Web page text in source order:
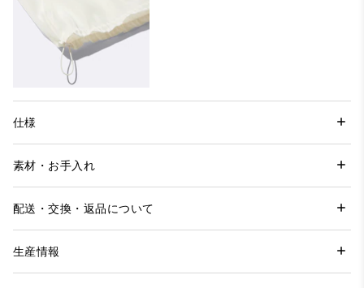
仕様
素材・お手入れ
配送・交換・返品について
生産情報